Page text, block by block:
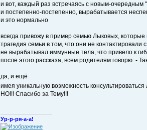
и вот, каждый раз встречаясь с новым-
и постепенно-постепенно, вырабатывается
и это нормально
всегда привожу в пример семью Лыковых,
трагедия семьи в том, что они не
не вырабатывал иммунные тела, что привело к
после этого рассказа, всем родителям говорю: -
да, и ещё
имея уникальную возможность
НО!!! Спасибо за Тему!!!
Ур-р-ря-а-а!